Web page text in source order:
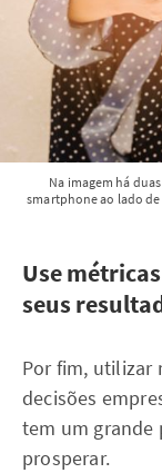
Na imagem há
smartphone ao lado
Use
seus
Por fim, utilizar
decisões
tem um grande
prosperar.